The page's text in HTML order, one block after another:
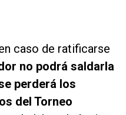
caso de ratificarse
no podrá saldarla
perderá los
del Torneo